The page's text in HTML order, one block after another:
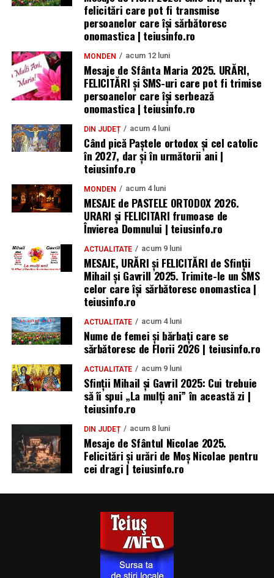
felicitări care pot fi transmise
persoanelor care îşi sărbătoresc
onomastica | teiusinfo.ro
MONDEN acum 12 luni
Mesaje de Sfânta Maria 2025. URĂRI,
FELICITĂRI și SMS-uri care pot fi trimise
persoanelor care își serbează
onomastica | teiusinfo.ro
DIN JUDEȚ acum 4 luni
Când pică Paștele ortodox și cel catolic
în 2027, dar și în următorii ani |
teiusinfo.ro
MONDEN acum 4 luni
MESAJE de PASTELE ORTODOX 2026.
URARI și FELICITARI frumoase de
Învierea Domnului | teiusinfo.ro
ACTUALITATE acum 9 luni
MESAJE, URĂRI și FELICITĂRI de Sfinții
Mihail și Gavrill 2025. Trimite-le un SMS
celor care își sărbătoresc onomastica |
teiusinfo.ro
ACTUALITATE acum 4 luni
Nume de femei și bărbați care se
sărbătoresc de Florii 2026 | teiusinfo.ro
ACTUALITATE acum 9 luni
Sfinții Mihail și Gavril 2025: Cui trebuie
să îi spui „La mulţi ani” în această zi |
teiusinfo.ro
DIN JUDEȚ acum 8 luni
Mesaje de Sfântul Nicolae 2025.
Felicitări și urări de Moș Nicolae pentru
cei dragi | teiusinfo.ro